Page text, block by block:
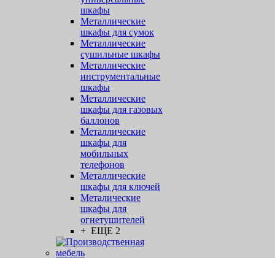
шкафы
Металлические
шкафы для сумок
Металлические
сушильные шкафы
Металлические
инструментальные
шкафы
Металлические
шкафы для газовых
баллонов
Металлические
шкафы для
мобильных
телефонов
Металлические
шкафы для ключей
Металические
шкафы для
огнетушителей
+ ЕЩЕ 2